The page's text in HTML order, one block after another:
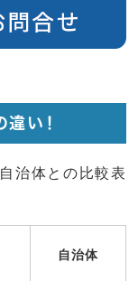
い！
治体との比較表
自治体